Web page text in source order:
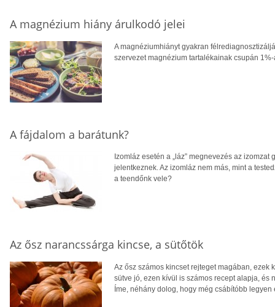
A magnézium hiány árulkodó jelei
A magnéziumhiányt gyakran
szervezet magnézium tartalékainak csupán
A fájdalom a barátunk?
Izomláz esetén a „láz” megnevezés az
jelentkeznek. Az izomláz nem más, mint a
a teendőnk vele?
Az ősz narancssárga kincse, a sütőtök
Az ősz számos kincset rejteget magában, ezek
sütve jó, ezen kívül is számos recept alapja, és
Íme, néhány dolog, hogy még csábítóbb